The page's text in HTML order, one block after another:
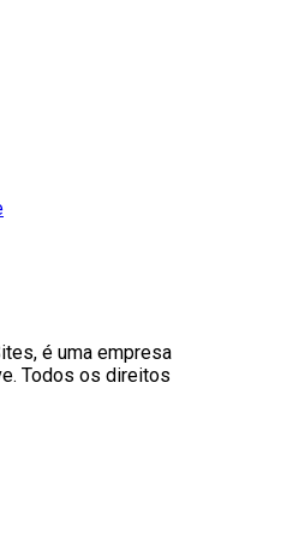
é uma empresa
Todos os direitos